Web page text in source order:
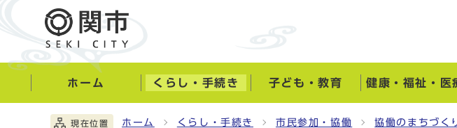
ホーム くらし・手続き 子ども・教育 健康・福祉・医
現在位置 ホーム くらし・手続き 市民参加・協働 協働のまちづく